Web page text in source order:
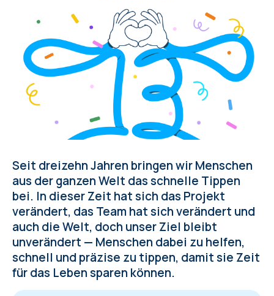
Seit dreizehn Jahren bringen wir Menschen
aus der ganzen Welt das schnelle Tippen
bei. In dieser Zeit hat sich das Projekt
verändert, das Team hat sich verändert und
auch die Welt, doch unser Ziel bleibt
unverändert — Menschen dabei zu helfen,
schnell und präzise zu tippen, damit sie Zeit
für das Leben sparen können.